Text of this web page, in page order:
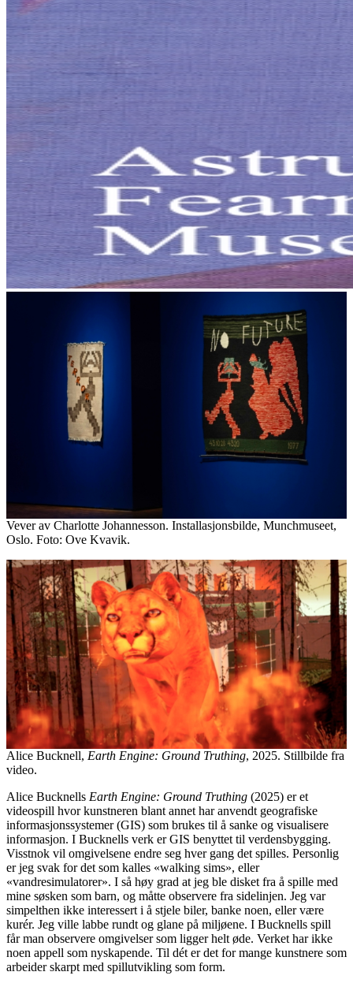
Vever av Charlotte Johannesson. Installasjonsbilde, Munchmuseet,
Oslo. Foto: Ove Kvavik.
Alice Bucknell, Earth Engine: Ground Truthing, 2025. Stillbilde fra
video.
Alice Bucknells Earth Engine: Ground Truthing (2025) er et
videospill hvor kunstneren blant annet har anvendt geografiske
informasjonssystemer (GIS) som brukes til å sanke og visualisere
informasjon. I Bucknells verk er GIS benyttet til verdensbygging.
Visstnok vil omgivelsene endre seg hver gang det spilles. Personlig
er jeg svak for det som kalles «walking sims», eller
«vandresimulatorer». I så høy grad at jeg ble disket fra å spille med
mine søsken som barn, og måtte observere fra sidelinjen. Jeg var
simpelthen ikke interessert i å stjele biler, banke noen, eller være
kurér. Jeg ville labbe rundt og glane på miljøene. I Bucknells spill
får man observere omgivelser som ligger helt øde. Verket har ikke
noen appell som nyskapende. Til dét er det for mange kunstnere som
arbeider skarpt med spillutvikling som form.